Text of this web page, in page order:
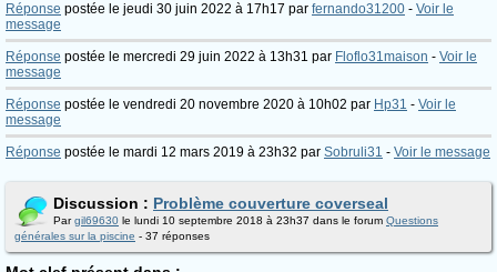
Réponse postée le jeudi 30 juin 2022 à 17h17 par fernando31200 - Voir le
message
Réponse postée le mercredi 29 juin 2022 à 13h31 par Floflo31maison - Voir le
message
Réponse postée le vendredi 20 novembre 2020 à 10h02 par Hp31 - Voir le
message
Réponse postée le mardi 12 mars 2019 à 23h32 par Sobruli31 - Voir le message
Discussion : Problème couverture coverseal
Pargil69630 le lundi 10 septembre 2018 à 23h37 dans le forum Questions
générales sur la piscine - 37 réponses